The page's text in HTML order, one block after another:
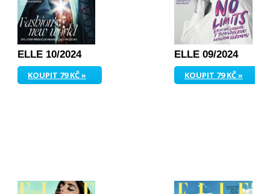
ELLE 10/2024
KOUPIT 79 KČ »
ELLE 09/2024
KOUPIT 79 KČ »